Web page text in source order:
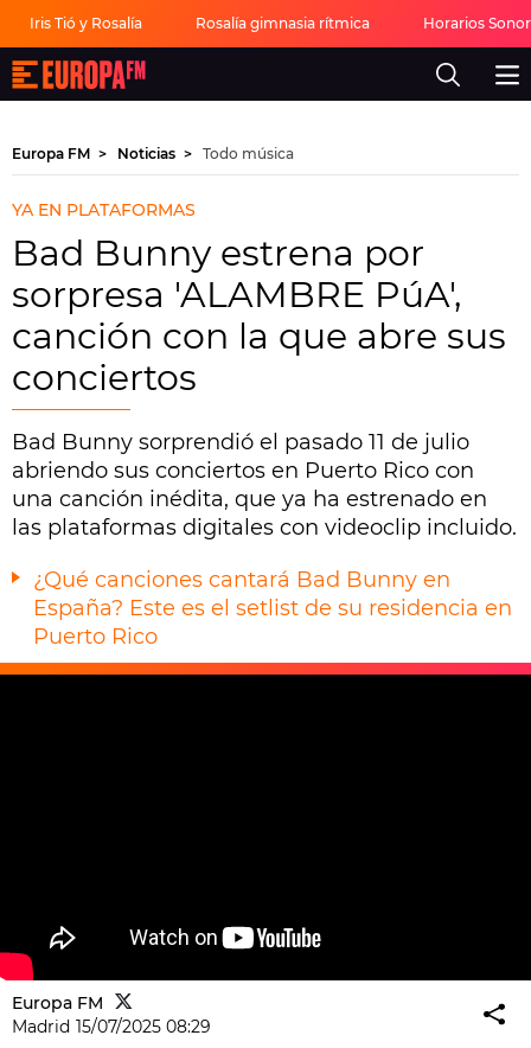
Iris Tió y Rosalía Rosalía gimnasia rítmica Horarios
Europa
FM
-
mejor
música,
virales,
celebrities
y
estilo
de
|
Europa
FM
Europa FM Noticias Todo música
YA EN PLATAFORMAS
Bad Bunny estrena por
sorpresa 'ALAMBRE PúA',
canción con la que abre sus
conciertos
Bad Bunny sorprendió el pasado 11 de julio
abriendo sus conciertos en Puerto Rico con
una canción inédita, que ya ha estrenado en
las plataformas digitales con videoclip incluido.
¿Qué canciones cantará Bad Bunny en
España? Este es el setlist de su residencia en
Puerto Rico
Europa FM
Madrid 15/07/2025 08:29